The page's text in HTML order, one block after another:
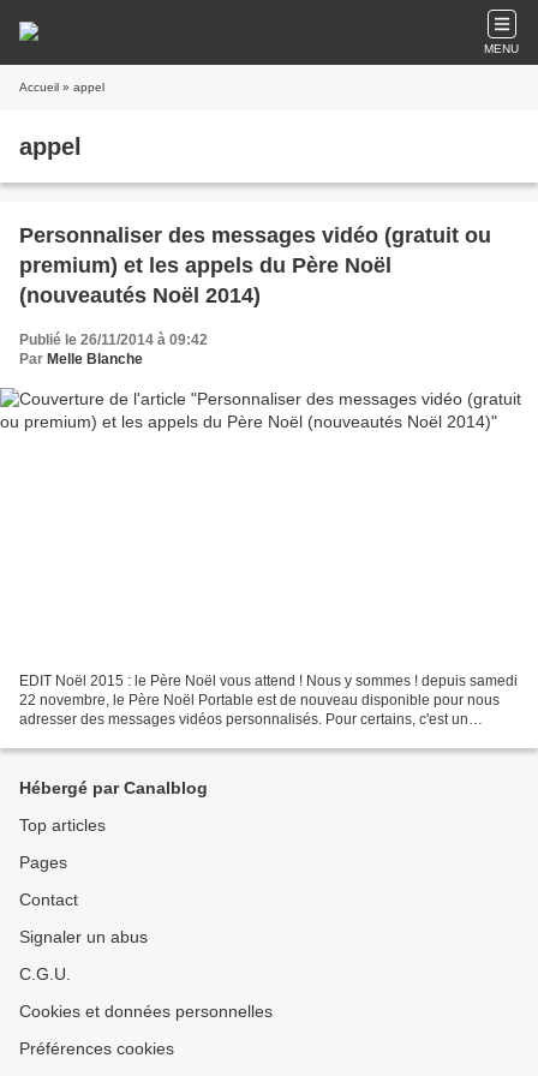
MENU
Accueil » appel
appel
Personnaliser des messages vidéo (gratuit ou
premium) et les appels du Père Noël
(nouveautés Noël 2014)
Publié le 26/11/2014 à 09:42
Par Melle Blanche
EDIT Noël 2015 : le Père Noël vous attend ! Nous y sommes ! depuis samedi
22 novembre, le Père Noël Portable est de nouveau disponible pour nous
adresser des messages vidéos personnalisés. Pour certains, c'est un
Hébergé par Canalblog
Top articles
Pages
Contact
Signaler un abus
C.G.U.
Cookies et données personnelles
Préférences cookies